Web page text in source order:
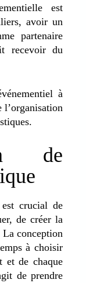
est
avoir un
partenaire
recevoir du
à
l’organisation
de
crucial de
de créer la
conception
à choisir
et de chaque
de prendre